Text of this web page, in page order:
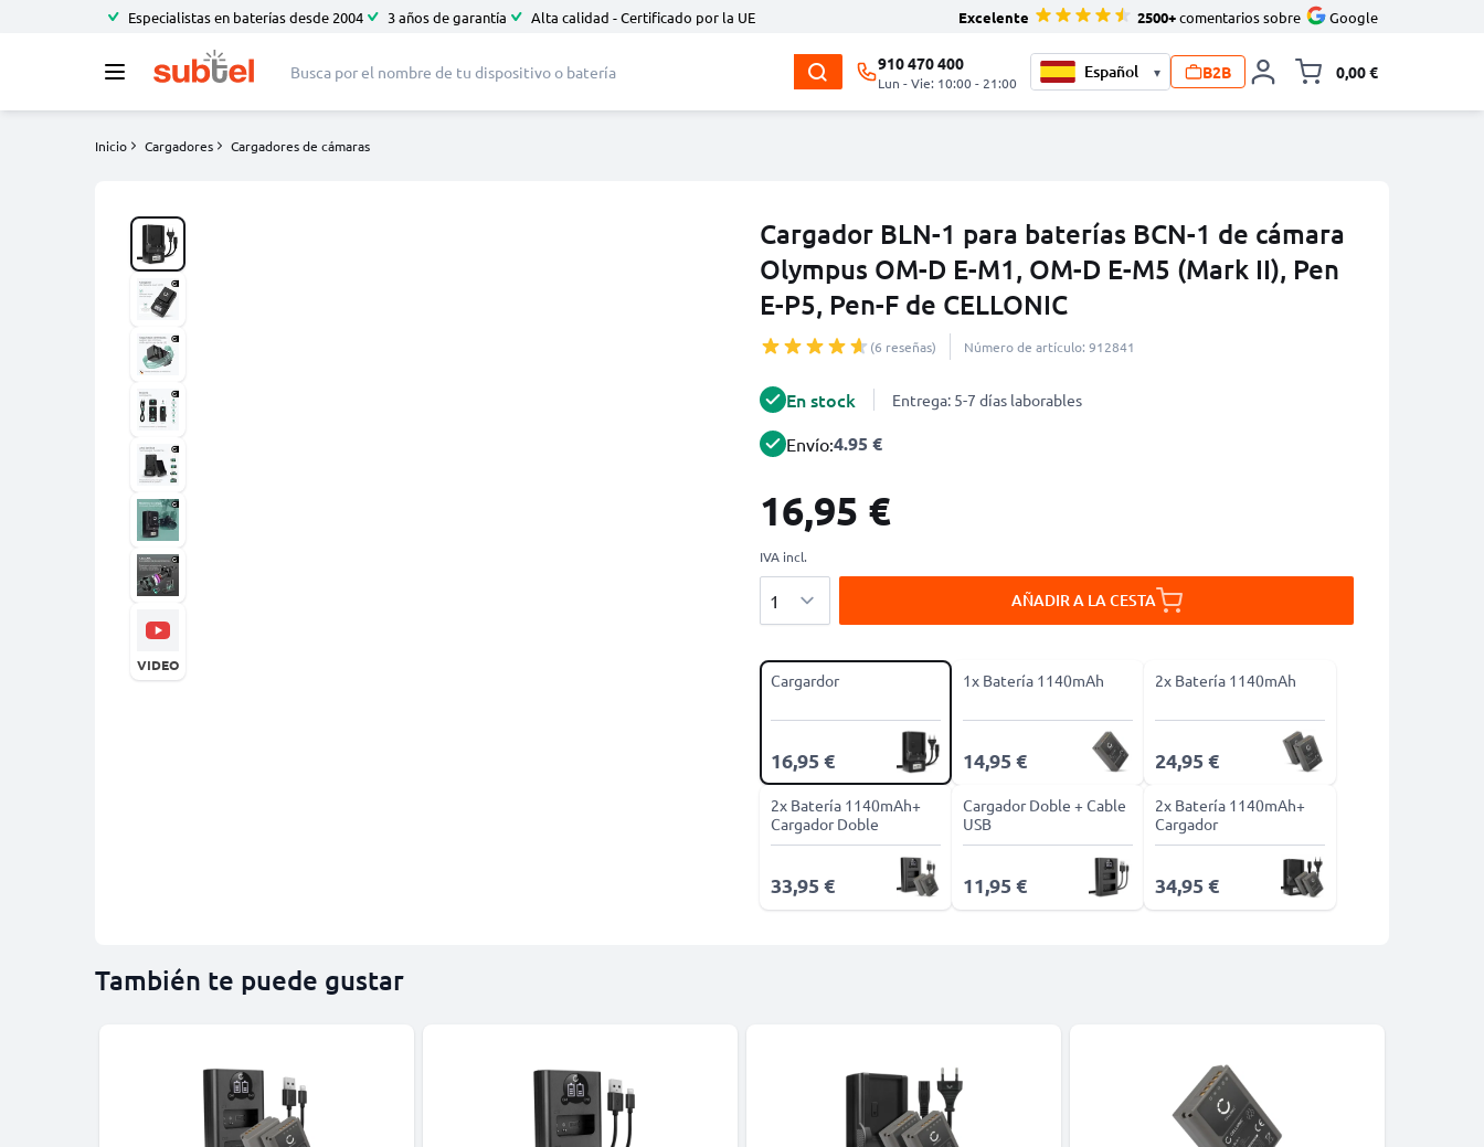
Especialistas en baterías desde 2004 3 años de garantía Alta calidad - Certificado por la UE Excelente 2500+comentarios sobre Google
910 470 400
Lun - Vie: 10:00 - 21:00
▾ B2B 0,00 €
Inicio Cargadores Cargadores de cámaras
Cargador BLN-1 para baterías BCN-1 de cámara
Olympus OM-D E-M1, OM-D E-M5 (Mark II), Pen
E-P5, Pen-F de CELLONIC
(6 reseñas) Número de artículo: 912841
VIDEO
En stock Entrega: 5-7 días laborables
Envío:4.95 €
16,95 €
IVA incl.
AÑADIR A LA CESTA
Cargardor
16,95 €
1x Batería 1140mAh
14,95 €
2x Batería 1140mAh
24,95 €
2x Batería 1140mAh+
Cargador Doble
33,95 €
Cargador Doble + Cable
USB
11,95 €
2x Batería 1140mAh+
Cargador
34,95 €
También te puede gustar